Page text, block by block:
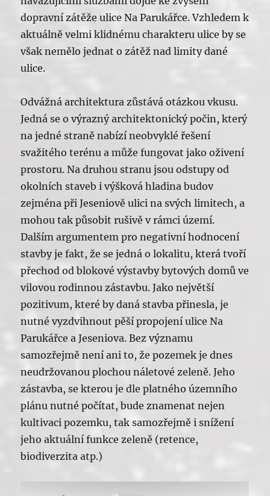
dopravní zátěže ulice Na Parukářce. Vzhledem k
aktuálně velmi klidnému charakteru ulice by se
však nemělo jednat o zátěž nad limity dané
ulice.
Odvážná architektura zůstává otázkou vkusu.
Jedná se o výrazný architektonický počin, který
na jedné straně nabízí neobvyklé řešení
svažitého terénu a může fungovat jako oživení
prostoru. Na druhou stranu jsou odstupy od
okolních staveb i výšková hladina budov
zejména při Jeseniově ulici na svých limitech, a
mohou tak působit rušivě v rámci území.
Dalším argumentem pro negativní hodnocení
stavby je fakt, že se jedná o lokalitu, která tvoří
přechod od blokové výstavby bytových domů ve
vilovou rodinnou zástavbu. Jako největší
pozitivum, které by daná stavba přinesla, je
nutné vyzdvihnout pěší propojení ulice Na
Parukářce a Jeseniova. Bez významu
samozřejmě není ani to, že pozemek je dnes
neudržovanou plochou náletové zeleně. Jeho
zástavba, se kterou je dle platného územního
plánu nutné počítat, bude znamenat nejen
kultivaci pozemku, tak samozřejmě i snížení
jeho aktuální funkce zeleně (retence,
biodiverzita atp.)